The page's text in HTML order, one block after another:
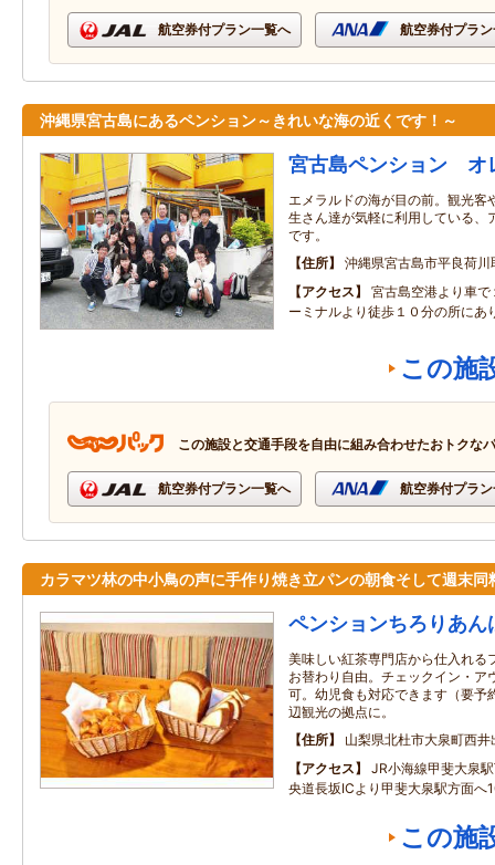
航空券付プラン一覧へ 航空券付プラ
沖縄県宮古島にあるペンション～きれいな海の近くです！～
宮古島ペンション オ
エメラルドの海が目の前。観光客
生さん達が気軽に利用している、
です。
住所
沖縄県宮古島市平良荷
アクセス
宮古島空港より車
ーミナルより徒歩１０分の所にあ
この施
この施設と交通手段を自由に組み合わせたおトクな
航空券付プラン一覧へ 航空券付プラ
カラマツ林の中小鳥の声に手作り焼き立パンの朝食そして週末同
ペンションちろりあん
美味しい紅茶専門店から仕入れる
お替わり自由。チェックイン・ア
可。幼児食も対応できます（要予
辺観光の拠点に。
住所
山梨県北杜市大泉町西
アクセス
JR小海線甲斐大泉
央道長坂ICより甲斐大泉駅方面へ
この施